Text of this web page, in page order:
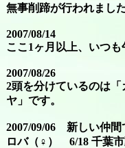
無事削蹄が行われまし
2007/08/14
ここ1ヶ月以上、いつ
2007/08/26
2頭を分けているのは
ヤ」です。
2007/09/06 新しい仲
ロバ（♀） 6/18 千葉市